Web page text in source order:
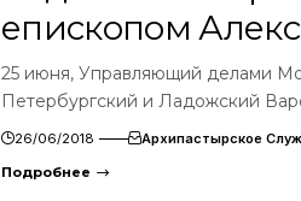
епископом
25 июня, Управляющий делами
Петербургский и Ладожский
26/06/2018 Архипастырское
Подробнее